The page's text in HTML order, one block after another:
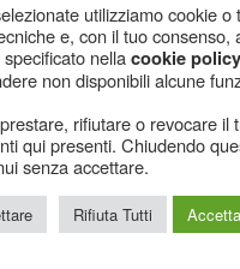
2000 - 2022 |Privacy Policy|Cookies
Cookies
utilizziamo cookie o
e, con il tuo consenso,
nellacookie policy
non disponibili alcune
rifiutare o revocare il
qui presenti. Chiudendo
senza accettare.
Rifiuta Tutti